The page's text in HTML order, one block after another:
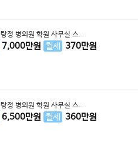
탕정 병의원 학원 사무실 스..
7,000만원 월세 370만원
탕정 병의원 학원 사무실 스..
6,500만원 월세 360만원